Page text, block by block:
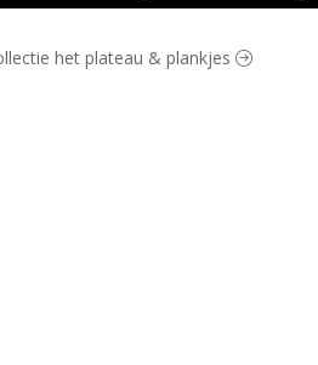
het plateau & plankjes